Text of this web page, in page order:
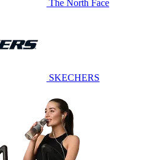
The North Face
SKECHERS